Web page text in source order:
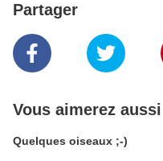
Partager
Vous aimerez aussi
Quelques oiseaux ;-)